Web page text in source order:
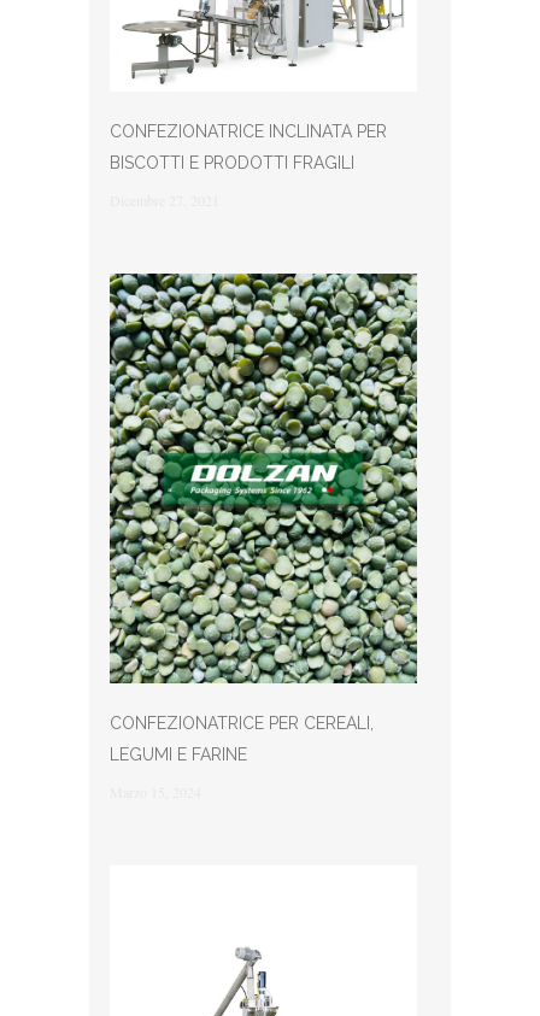
CONFEZIONATRICE INCLINATA PER
BISCOTTI E PRODOTTI FRAGILI
CONFEZIONATRICE PER CEREALI,
LEGUMI E FARINE